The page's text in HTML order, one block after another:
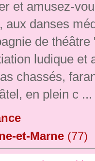
et amusez-
aux danses
de
ludique et
chassés,
en plein c ...
et-Marne (77)